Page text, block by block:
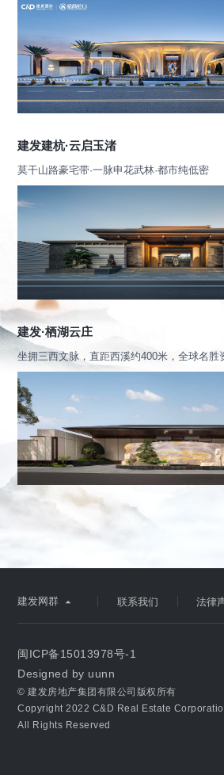
建发建杭·云启玉渚
莫干山路豪宅带·一脉申花武林·都市纯低密
建发·栖湖云庄
坐拥三西文脉，直距西溪约400米，全球名胜
建发网群  联系我们 法律
闽ICP备15013978号-1
Designed by uunn
© 建发房地产集团有限公司版权所有
Copyright 2022 C&D Real Estate
All Rights Reserved